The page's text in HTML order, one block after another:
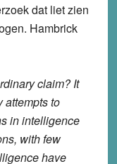
dat liet zien
Hambrick
claim? It
attempts to
in intelligence
with few
have